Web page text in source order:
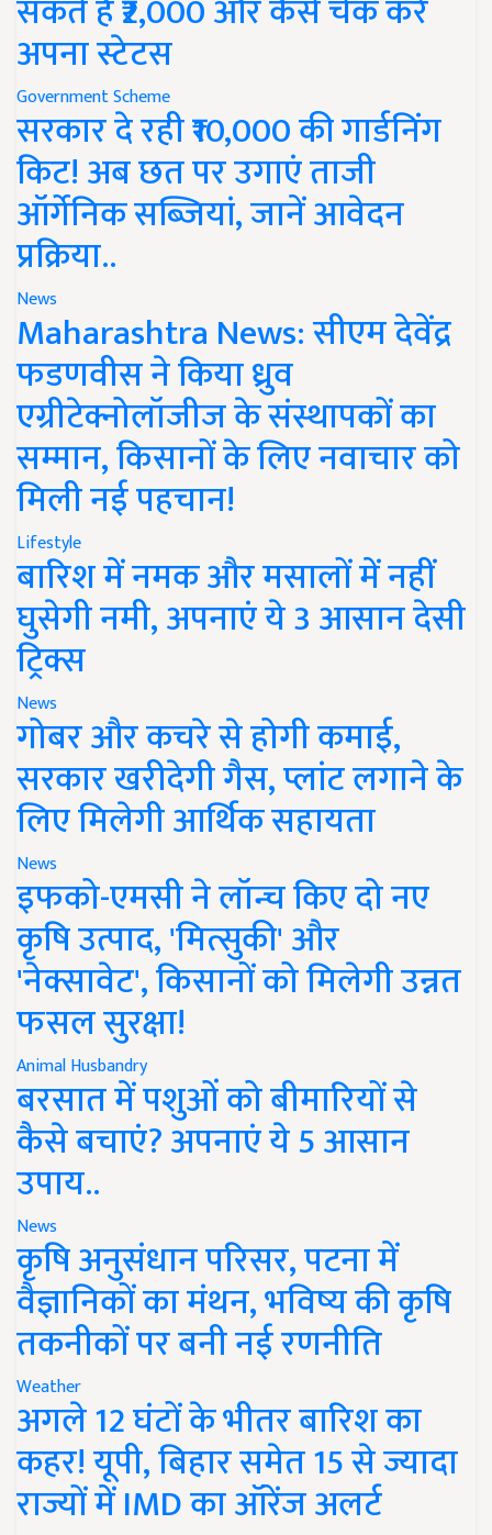
सकते हैं ₹2,000 और कैसे चेक करें
अपना स्टेटस
Government Scheme
सरकार दे रही ₹10,000 की गार्डनिंग
किट! अब छत पर उगाएं ताजी
ऑर्गेनिक सब्जियां, जानें आवेदन
प्रक्रिया..
News
Maharashtra News: सीएम देवेंद्र
फडणवीस ने किया ध्रुव
एग्रीटेक्नोलॉजीज के संस्थापकों का
सम्मान, किसानों के लिए नवाचार को
मिली नई पहचान!
Lifestyle
बारिश में नमक और मसालों में नहीं
घुसेगी नमी, अपनाएं ये 3 आसान देसी
ट्रिक्स
News
गोबर और कचरे से होगी कमाई,
सरकार खरीदेगी गैस, प्लांट लगाने के
लिए मिलेगी आर्थिक सहायता
News
इफको-एमसी ने लॉन्च किए दो नए
कृषि उत्पाद, 'मित्सुकी' और
'नेक्सावेट', किसानों को मिलेगी उन्नत
फसल सुरक्षा!
Animal Husbandry
बरसात में पशुओं को बीमारियों से
कैसे बचाएं? अपनाएं ये 5 आसान
उपाय..
News
कृषि अनुसंधान परिसर, पटना में
वैज्ञानिकों का मंथन, भविष्य की कृषि
तकनीकों पर बनी नई रणनीति
Weather
अगले 12 घंटों के भीतर बारिश का
कहर! यूपी, बिहार समेत 15 से ज्यादा
राज्यों में IMD का ऑरेंज अलर्ट